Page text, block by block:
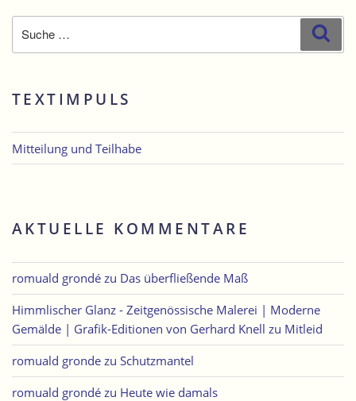
nach:
TEXTIMPULS
Mitteilung und Teilhabe
AKTUELLE KOMMENTARE
romuald grondé zu Das überfließende Maß
Himmlischer Glanz - Zeitgenössische Malerei | Moderne
Gemälde | Grafik-Editionen von Gerhard Knell zu Mitleid
romuald gronde zu Schutzmantel
romuald grondé zu Heute wie damals